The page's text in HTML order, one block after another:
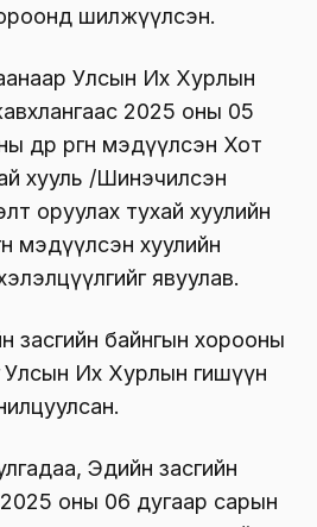
шилжүүлсэн.
Улсын Их Хурлын
2025 оны 05
өргөн мэдүүлсэн Хот
хууль /Шинэчилсэн
оруулах тухай хуулийн
мэдүүлсэн хуулийн
явуулав.
засгийн байнгын хорооны
Улсын Их Хурлын гишүүн
Эдийн засгийн
оны 06 дугаар сарын